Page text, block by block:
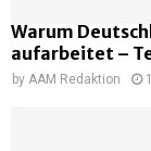
Warum
aufarbeitet –
by AAM Redaktion